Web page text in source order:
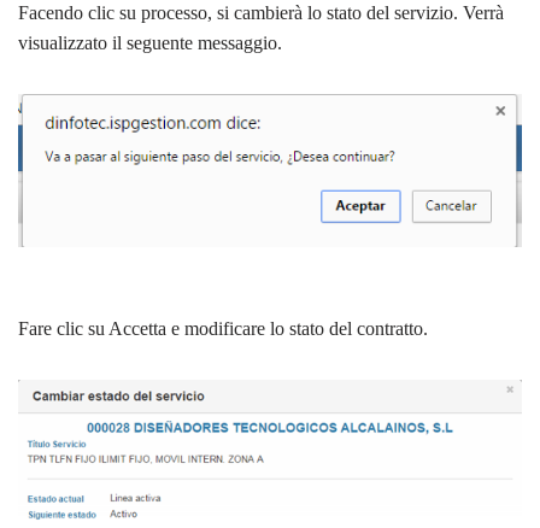
Facendo clic su processo, si cambierà lo stato del servizio. Verrà
visualizzato il seguente messaggio.
Fare clic su Accetta e modificare lo stato del contratto.